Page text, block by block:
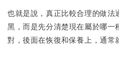
也就是說，真正比較合理的做法
黑，而是先分清楚現在屬於哪一
對，後面在恢復和保養上，通常